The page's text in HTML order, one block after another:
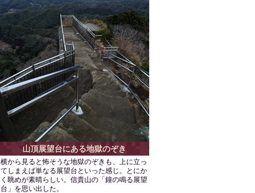
山頂展望台にある地獄のぞき
横から見ると怖そうな地獄のぞきも、上に立っ
てしまえば単なる展望台といった感じ。とにか
く眺めが素晴らしい。信貴山の「鐘の鳴る展望
台」を思い出した。